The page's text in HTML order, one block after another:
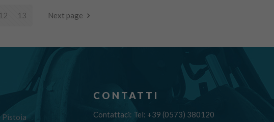
12 13 Next page
Pistoia
CONTATTI
Contattaci: Tel: +39 (0573) 380120